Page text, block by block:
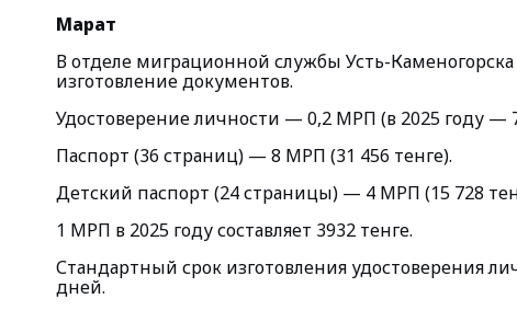
Марат
В отделе миграционной службы Усть-
изготовление документов.
Удостоверение личности — 0,2 МРП (в 2025 году —
Паспорт (36 страниц) — 8 МРП (31 456 тенге).
Детский паспорт (24 страницы) — 4 МРП (15 728
1 МРП в 2025 году составляет 3932 тенге.
Стандартный срок изготовления удостоверения
дней.